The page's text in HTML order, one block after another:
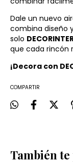
Dale un nuevo
combina diseño
solo
que cada rincón
¡Decora con
COMPARTIR
También